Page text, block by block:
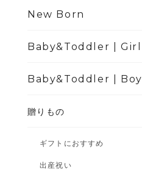
New Born
Girl
Boy
贈りもの
ギフトにおすすめ
出産祝い